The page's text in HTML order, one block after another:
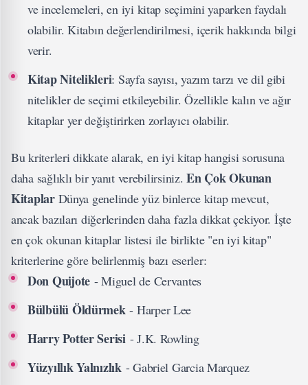
ve incelemeleri, en iyi kitap seçimini yaparken faydalı
olabilir. Kitabın değerlendirilmesi, içerik hakkında bilgi
verir.
Kitap Nitelikleri: Sayfa sayısı, yazım tarzı ve dil gibi
nitelikler de seçimi etkileyebilir. Özellikle kalın ve ağır
kitaplar yer değiştirirken zorlayıcı olabilir.
Bu kriterleri dikkate alarak, en iyi kitap hangisi sorusuna
daha sağlıklı bir yanıt verebilirsiniz.En Çok Okunan
KitaplarDünya genelinde yüz binlerce kitap mevcut,
ancak bazıları diğerlerinden daha fazla dikkat çekiyor. İşte
en çok okunan kitaplar listesi ile birlikte "en iyi kitap"
kriterlerine göre belirlenmiş bazı eserler:
Don Quijote - Miguel de Cervantes
Bülbülü Öldürmek- Harper Lee
Harry Potter Serisi- J.K. Rowling
Yüzyıllık Yalnızlık- Gabriel Garcia Marquez